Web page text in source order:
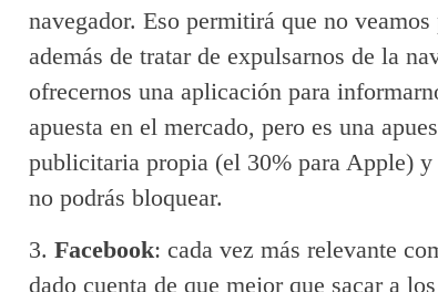
navegador. Eso permitirá que no
además de tratar de expulsarnos de la
ofrecernos una aplicación para
apuesta en el mercado, pero es una
publicitaria propia (el 30% para Apple)
no podrás bloquear.
Facebook: cada vez más relevante
dado cuenta de que mejor que sacar a